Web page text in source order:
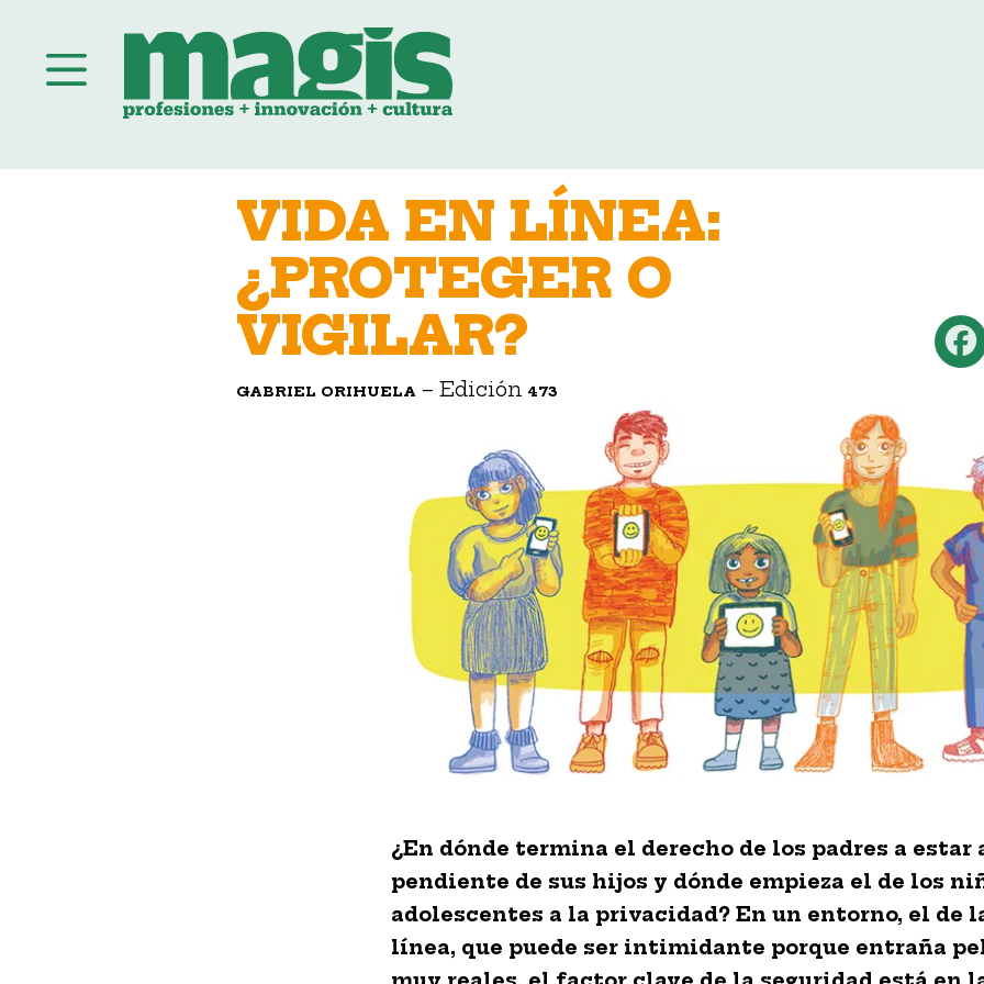
VIDA EN LÍNEA:
¿PROTEGER O
VIGILAR?
GABRIEL ORIHUELA – Edición 473
¿En dónde termina el derecho de los padres a estar
pendiente de sus hijos y dónde empieza el de los
adolescentes a la privacidad? En un entorno, el de
línea, que puede ser intimidante porque entraña